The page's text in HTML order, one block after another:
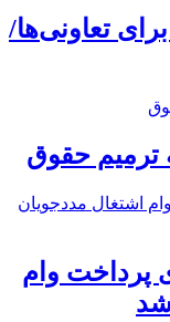
۲ درصد برای تعاونی‌ها/
ترمیم حقوق
پرداخت وام